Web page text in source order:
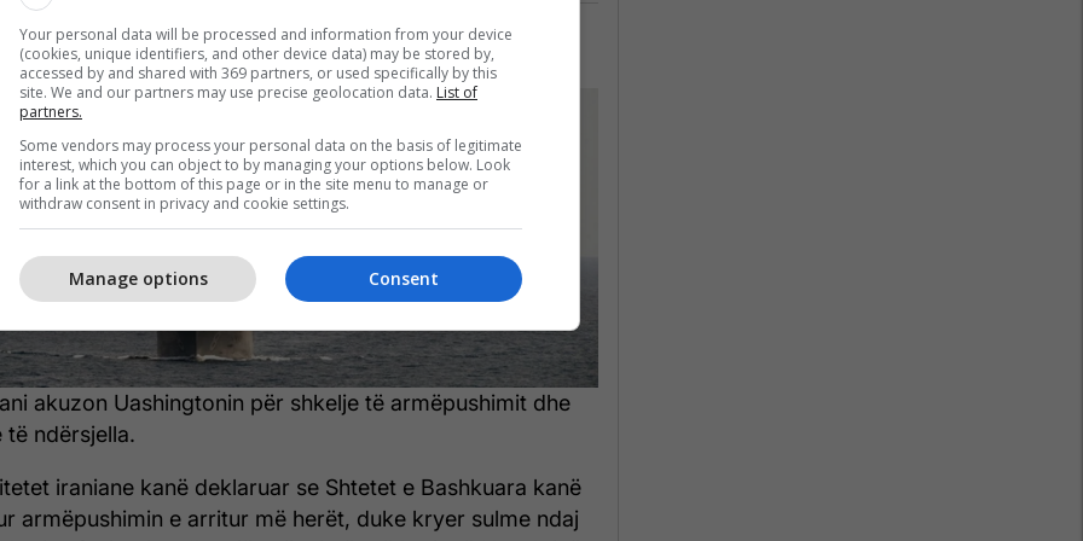
akuzon SHBA-në për shkelje të
akuzon Uashingtonin për shkelje të armëpushimit dhe
të ndërsjella.
iraniane kanë deklaruar se Shtetet e Bashkuara kanë
armëpushimin e arritur më herët, duke kryer sulme ndaj
Your personal data will be processed and information from your device
(cookies, unique identifiers, and other device data) may be stored by,
accessed by and shared with 369 partners, or used specifically by this
site. We and our partners may use precise geolocation data. List of
partners.
Some vendors may process your personal data on the basis of legitimate
interest, which you can object to by managing your options below. Look
for a link at the bottom of this page or in the site menu to manage or
withdraw consent in privacy and cookie settings.
Consent
Manage options